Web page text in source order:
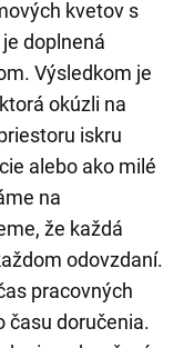
kvetov s
doplnená
Výsledkom je
okúzli na
iskru
alebo ako milé
na
že každá
odovzdaní.
pracovných
času doručenia.